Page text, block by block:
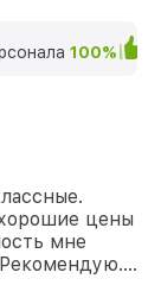
100%
цены
мне